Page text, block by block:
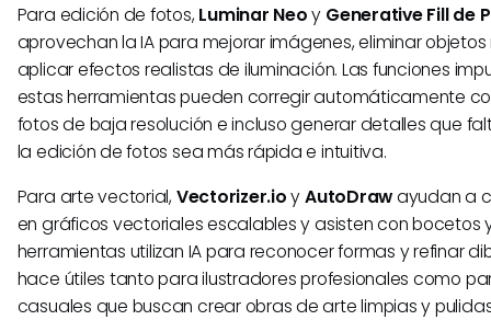
Para edición de fotos, Luminar Neoy Generative Fill de
aprovechan la IA para mejorar imágenes, eliminar
aplicar efectos realistas de iluminación. Las funciones
estas herramientas pueden corregir automáticamente
fotos de baja resolución e incluso generar detalles que
la edición de fotos sea más rápida e intuitiva.
Para arte vectorial, Vectorizer.ioyAutoDrawayudan a
en gráficos vectoriales escalables y asisten con bocetos
herramientas utilizan IA para reconocer formas y refinar
hace útiles tanto para ilustradores profesionales como
casuales que buscan crear obras de arte limpias y